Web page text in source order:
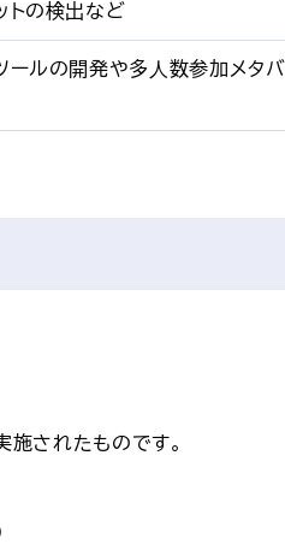
トの検出など
ルの開発や多⼈数参加メタ
施されたものです。